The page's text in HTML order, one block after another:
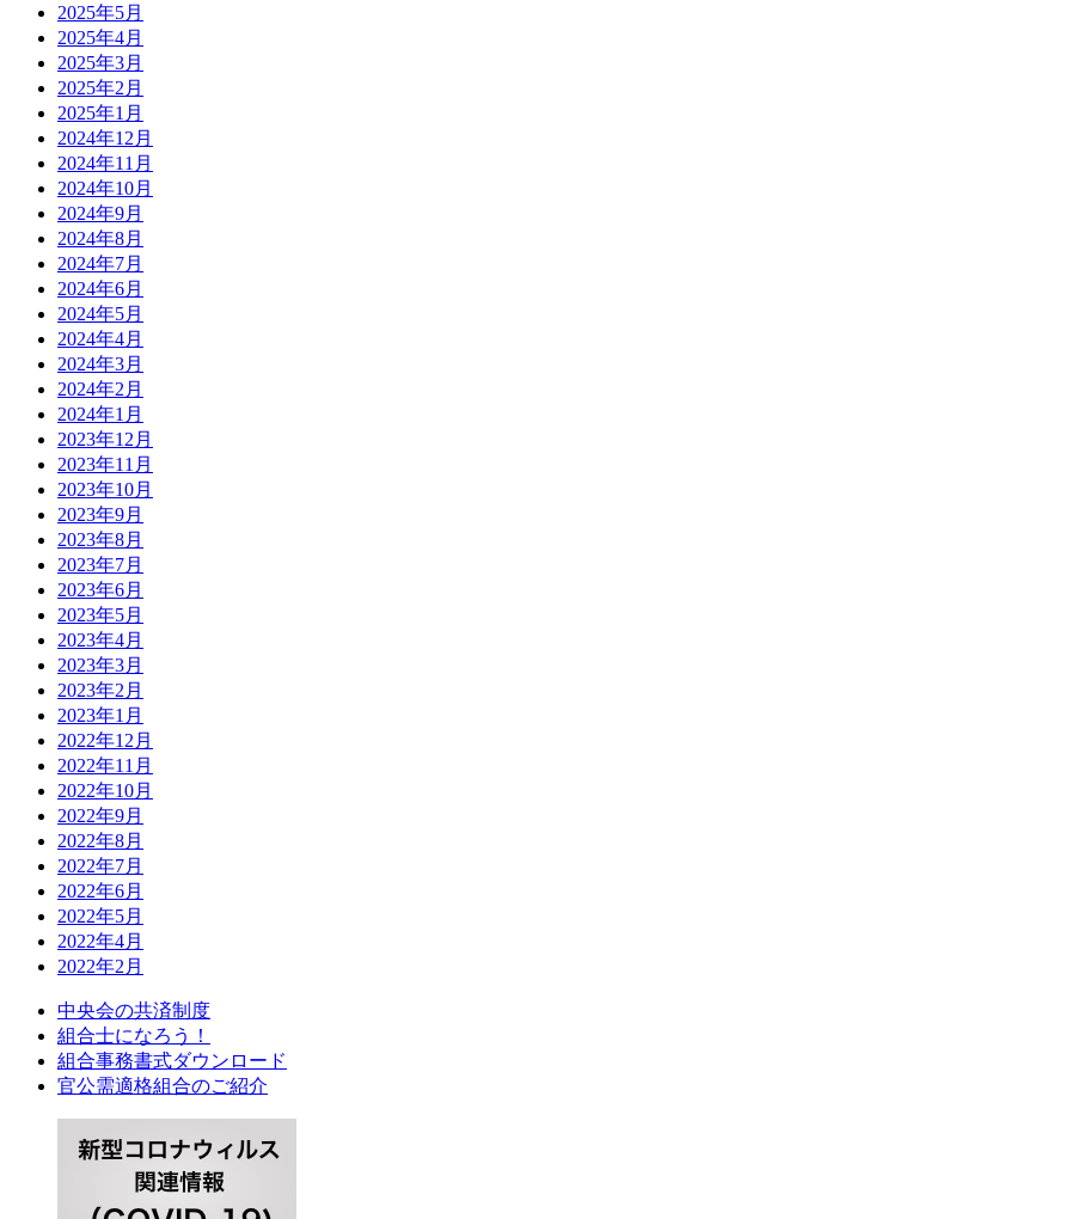
2025年5月
2025年4月
2025年3月
2025年2月
2025年1月
2024年12月
2024年11月
2024年10月
2024年9月
2024年8月
2024年7月
2024年6月
2024年5月
2024年4月
2024年3月
2024年2月
2024年1月
2023年12月
2023年11月
2023年10月
2023年9月
2023年8月
2023年7月
2023年6月
2023年5月
2023年4月
2023年3月
2023年2月
2023年1月
2022年12月
2022年11月
2022年10月
2022年9月
2022年8月
2022年7月
2022年6月
2022年5月
2022年4月
2022年2月
中央会の共済制度
組合士になろう！
組合事務書式ダウンロード
官公需適格組合のご紹介